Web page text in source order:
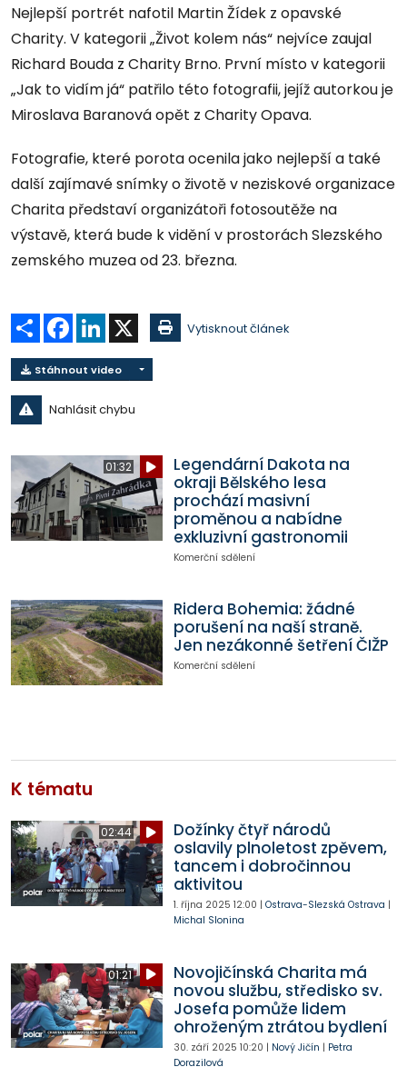
Nejlepší portrét nafotil Martin Žídek z opavské
Charity. V kategorii „Život kolem nás“ nejvíce zaujal
Richard Bouda z Charity Brno. První místo v kategorii
„Jak to vidím já“ patřilo této fotografii, jejíž autorkou je
Miroslava Baranová opět z Charity Opava.
Fotografie, které porota ocenila jako nejlepší a také
další zajímavé snímky o životě v neziskové organizace
Charita představí organizátoři fotosoutěže na
výstavě, která bude k vidění v prostorách Slezského
zemského muzea od 23. března.
Sdílet Facebook
LinkedIn Vytisknout článek
Stáhnout video
Nahlásit chybu
01:32
Legendární Dakota na
okraji Bělského lesa
prochází masivní
proměnou a nabídne
exkluzivní gastronomii
Komerční sdělení
Ridera Bohemia: žádné
porušení na naší straně.
Jen nezákonné šetření ČIŽP
Komerční sdělení
K tématu
02:44
Dožínky čtyř národů
oslavily plnoletost zpěvem,
tancem i dobročinnou
aktivitou
1. října 2025 12:00 | Ostrava-Slezská Ostrava |
Michal Slonina
01:21
Novojičínská Charita má
novou službu, středisko sv.
Josefa pomůže lidem
ohroženým ztrátou bydlení
30. září 2025 10:20 | Nový Jičín | Petra
Dorazilová